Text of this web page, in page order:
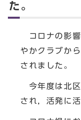
た。
コロナの影響
やかクラブか
されました。
今年度は北
され，活発に